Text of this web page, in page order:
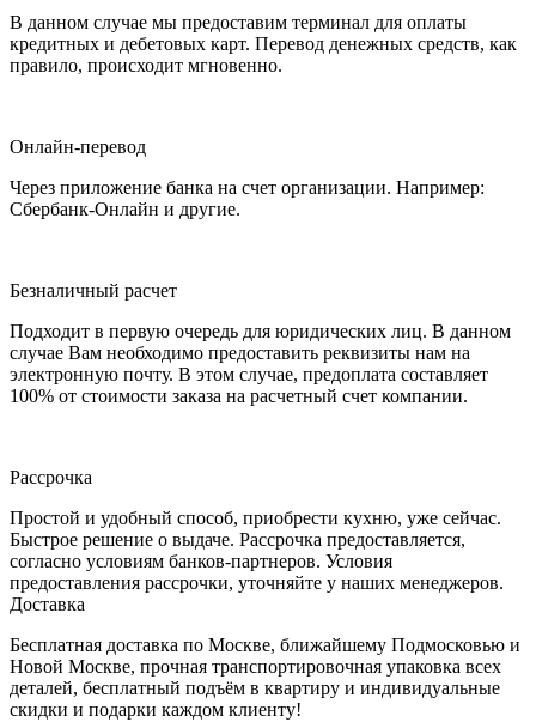
В данном случае мы предоставим терминал для оплаты
кредитных и дебетовых карт. Перевод денежных средств, как
правило, происходит мгновенно.
Онлайн-перевод
Через приложение банка на счет организации. Например:
Сбербанк-Онлайн и другие.
Безналичный расчет
Подходит в первую очередь для юридических лиц. В данном
случае Вам необходимо предоставить реквизиты нам на
электронную почту. В этом случае, предоплата составляет
100% от стоимости заказа на расчетный счет компании.
Рассрочка
Простой и удобный способ, приобрести кухню, уже сейчас.
Быстрое решение о выдаче. Рассрочка предоставляется,
согласно условиям банков-партнеров. Условия
предоставления рассрочки, уточняйте у наших менеджеров.
Доставка
Бесплатная доставка по Москве, ближайшему Подмосковью и
Новой Москве, прочная транспортировочная упаковка всех
деталей, бесплатный подъём в квартиру и индивидуальные
скидки и подарки каждом клиенту!